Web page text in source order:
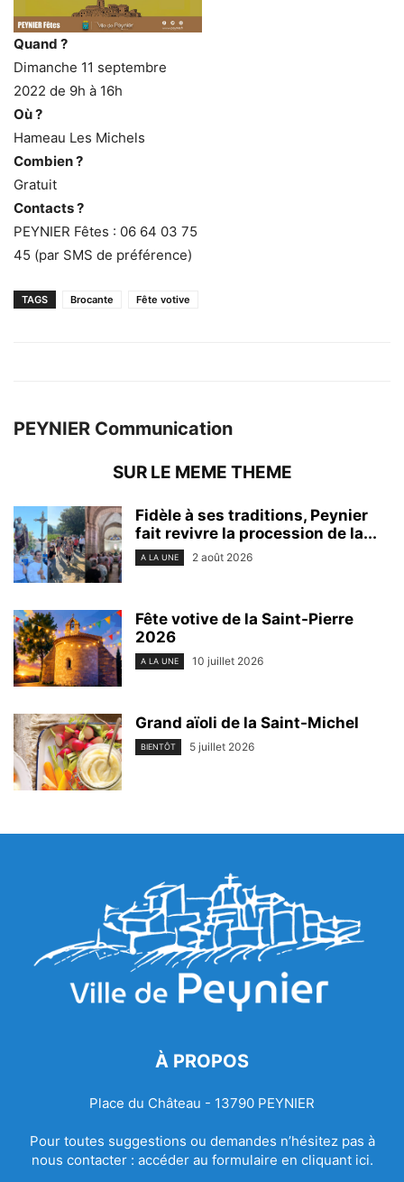
Quand ?
Dimanche 11 septembre
2022 de 9h à 16h
Où ?
Hameau Les Michels
Combien ?
Gratuit
Contacts ?
PEYNIER Fêtes : 06 64 03 75
45 (par SMS de préférence)
TAGS Brocante Fête votive
PEYNIER Communication
SUR LE MEME THEME
Fidèle à ses traditions, Peynier
fait revivre la procession de la...
A LA UNE 2 août 2026
Fête votive de la Saint-Pierre
2026
A LA UNE 10 juillet 2026
Grand aïoli de la Saint-Michel
BIENTÔT 5 juillet 2026
À PROPOS
Place du Château - 13790 PEYNIER
Pour toutes suggestions ou demandes n’hésitez pas à
nous contacter : accéder au formulaire en cliquant ici.